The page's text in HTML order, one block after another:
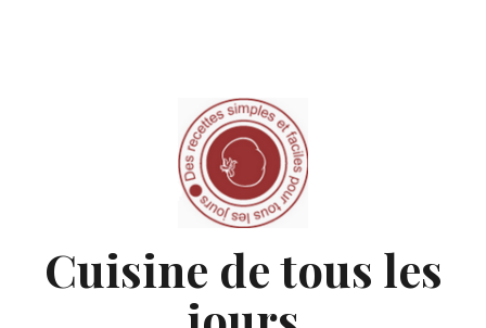
Cuisine de tous les